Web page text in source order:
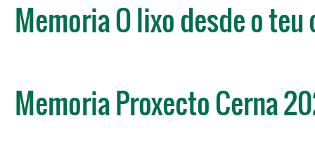
Memoria O lixo desde o
Memoria Proxecto Cerna